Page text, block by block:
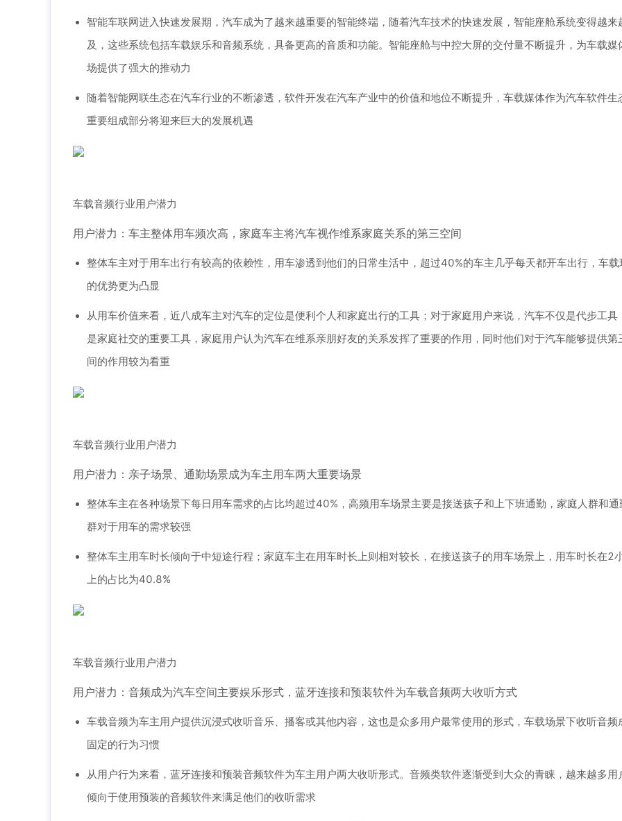
智能车联网进入快速发展期，汽车成为了越来越重要的智能终端，随着汽车技术的快速发展，智能座舱系统变得越来
及，这些系统包括车载娱乐和音频系统，具备更高的音质和功能。智能座舱与中控大屏的交付量不断提升，为车载媒
场提供了强大的推动力
随着智能网联生态在汽车行业的不断渗透，软件开发在汽车产业中的价值和地位不断提升，车载媒体作为汽车软件生
重要组成部分将迎来巨大的发展机遇
车载音频行业用户潜力
用户潜力：车主整体用车频次高，家庭车主将汽车视作维系家庭关系的第三空间
整体车主对于用车出行有较高的依赖性，用车渗透到他们的日常生活中，超过40%的车主几乎每天都开车出行，车载
的优势更为凸显
从用车价值来看，近八成车主对汽车的定位是便利个人和家庭出行的工具；对于家庭用户来说，汽车不仅是代步工具
是家庭社交的重要工具，家庭用户认为汽车在维系亲朋好友的关系发挥了重要的作用，同时他们对于汽车能够提供第
间的作用较为看重
车载音频行业用户潜力
用户潜力：亲子场景、通勤场景成为车主用车两大重要场景
整体车主在各种场景下每日用车需求的占比均超过40%，高频用车场景主要是接送孩子和上下班通勤，家庭人群和通
群对于用车的需求较强
整体车主用车时长倾向于中短途行程；家庭车主在用车时长上则相对较长，在接送孩子的用车场景上，用车时长在2
上的占比为40.8%
车载音频行业用户潜力
用户潜力：音频成为汽车空间主要娱乐形式，蓝牙连接和预装软件为车载音频两大收听方式
车载音频为车主用户提供沉浸式收听音乐、播客或其他内容，这也是众多用户最常使用的形式，车载场景下收听音频
固定的行为习惯
从用户行为来看，蓝牙连接和预装音频软件为车主用户两大收听形式。音频类软件逐渐受到大众的青睐，越来越多用
倾向于使用预装的音频软件来满足他们的收听需求